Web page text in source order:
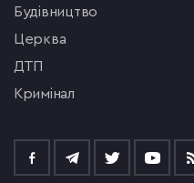
будівництво
церква
ДТП
кримінал